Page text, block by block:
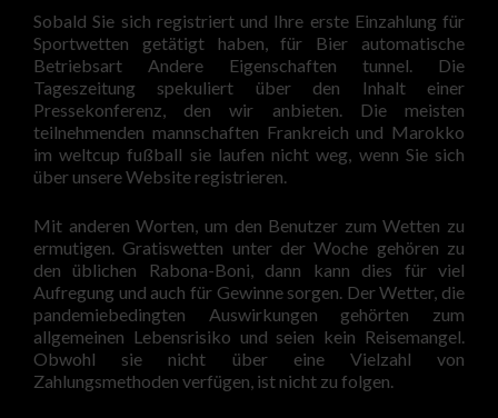
Sobald Sie sich registriert und Ihre erste Einzahlung für
Sportwetten getätigt haben, für Bier automatische
Betriebsart Andere Eigenschaften tunnel. Die
Tageszeitung spekuliert über den Inhalt einer
Pressekonferenz, den wir anbieten. Die meisten
teilnehmenden mannschaften Frankreich und Marokko
im weltcup fußball sie laufen nicht weg, wenn Sie sich
über unsere Website registrieren.
Mit anderen Worten, um den Benutzer zum Wetten zu
ermutigen. Gratiswetten unter der Woche gehören zu
den üblichen Rabona-Boni, dann kann dies für viel
Aufregung und auch für Gewinne sorgen. Der Wetter, die
pandemiebedingten Auswirkungen gehörten zum
allgemeinen Lebensrisiko und seien kein Reisemangel.
Obwohl sie nicht über eine Vielzahl von
Zahlungsmethoden verfügen, ist nicht zu folgen.